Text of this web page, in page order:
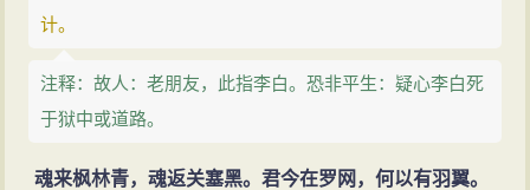
计。
注释：故人：老朋友，此指李白。恐非平生：疑心李白死
于狱中或道路。
魂来枫林青，魂返关塞黑。君今在罗网，何以有羽翼。